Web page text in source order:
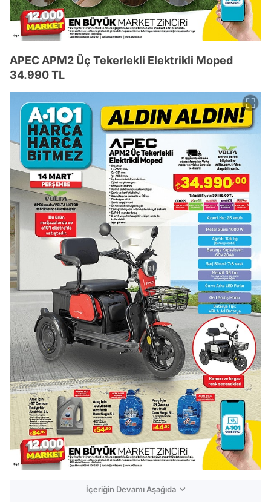
APEC APM2 Üç Tekerlekli Elektrikli Moped
34.990 TL
İçeriğin Devamı Aşağıda